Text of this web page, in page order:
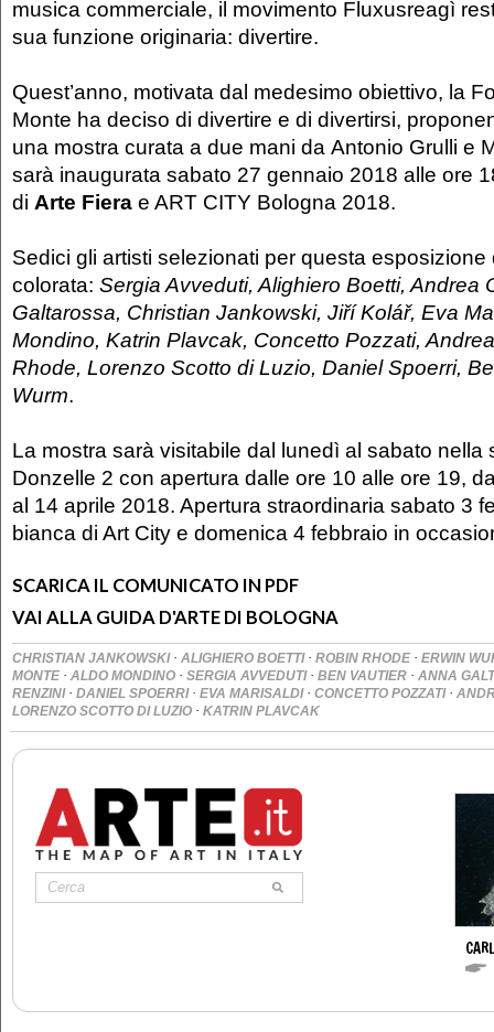
musica commerciale, il movimento Fluxusreagì
sua funzione originaria: divertire.
Quest’anno, motivata dal medesimo obiettivo, la
Monte ha deciso di divertire e di divertirsi,
una mostra curata a due mani da Antonio Grulli e
sarà inaugurata sabato 27 gennaio 2018 alle ore
di Arte Fiera e ART CITY Bologna 2018.
Sedici gli artisti selezionati per questa esposizione
colorata: Sergia Avveduti, Alighiero Boetti, Andrea
Galtarossa, Christian Jankowski, Jiří Kolář, Eva
Mondino, Katrin Plavcak, Concetto Pozzati,
Rhode, Lorenzo Scotto di Luzio, Daniel Spoerri,
Wurm.
La mostra sarà visitabile dal lunedì al sabato nella
Donzelle 2 con apertura dalle ore 10 alle ore 19,
al 14 aprile 2018. Apertura straordinaria sabato 3
bianca di Art City e domenica 4 febbraio in
SCARICA IL COMUNICATO IN PDF
VAI ALLA GUIDA D'ARTE DI BOLOGNA
CHRISTIAN JANKOWSKI · ALIGHIERO BOETTI · ROBIN RHODE · ERWIN
MONTE · ALDO MONDINO · SERGIA AVVEDUTI · BEN VAUTIER · ANNA
RENZINI · DANIEL SPOERRI · EVA MARISALDI · CONCETTO POZZATI ·
LORENZO SCOTTO DI LUZIO · KATRIN PLAVCAK